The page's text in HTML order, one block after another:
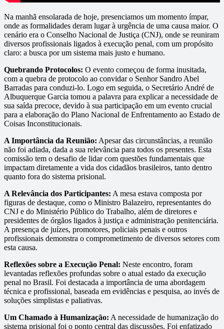
Na manhã ensolarada de hoje, presenciamos um momento ímpar,
onde as formalidades deram lugar à urgência de uma causa maior. O
cenário era o Conselho Nacional de Justiça (CNJ), onde se reuniram
diversos profissionais ligados à execução penal, com um propósito
claro: a busca por um sistema mais justo e humano.
Quebrando Protocolos: O evento começou de forma inusitada,
com a quebra de protocolo ao convidar o Senhor Sandro Abel
Barradas para conduzi-lo. Logo em seguida, o Secretário André de
Albuquerque Garcia tomou a palavra para explicar a necessidade de
sua saída precoce, devido à sua participação em um evento crucial
para a elaboração do Plano Nacional de Enfrentamento ao Estado de
Coisas Inconstitucionais.
A Importância da Reunião: Apesar das circunstâncias, a reunião
não foi adiada, dada a sua relevância para todos os presentes. Esta
comissão tem o desafio de lidar com questões fundamentais que
impactam diretamente a vida dos cidadãos brasileiros, tanto dentro
quanto fora do sistema prisional.
A Relevância dos Participantes: A mesa estava composta por
figuras de destaque, como o Ministro Balazeiro, representantes do
CNJ e do Ministério Público do Trabalho, além de diretores e
presidentes de órgãos ligados à justiça e administração penitenciária.
A presença de juízes, promotores, policiais penais e outros
profissionais demonstra o comprometimento de diversos setores com
esta causa.
Reflexões sobre a Execução Penal: Neste encontro, foram
levantadas reflexões profundas sobre o atual estado da execução
penal no Brasil. Foi destacada a importância de uma abordagem
técnica e profissional, baseada em evidências e pesquisa, ao invés de
soluções simplistas e paliativas.
Um Chamado à Humanização: A necessidade de humanização do
sistema prisional foi o ponto central das discussões. Foi enfatizado